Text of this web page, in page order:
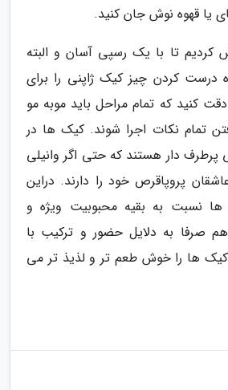
یا قهوه نوش جان کنید.
تا با یک رسپی آسان و البته
درست کردن چیز کیک ژاپنی را برای
کنید که تمام مراحل باید موبه مو
تمام نکات اجرا شوند. کیک ها در
دار هستند که حتی اگر وانیلی
پروپاقرص خود را دارند. دراین
نسبت به بقیه محبوبیت ویژه و
صرفا به دلایل حضور و ترکیب با
ها را خوش طعم تر و لذیذ تر می